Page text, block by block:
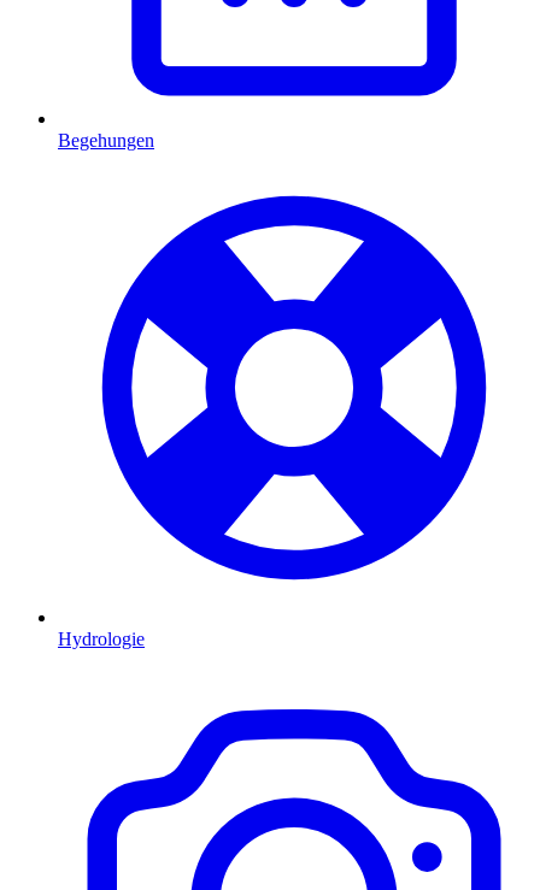
Begehungen
Hydrologie